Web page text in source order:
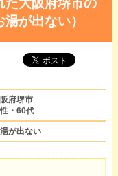
た大阪府堺市の
が出ない）
府堺市
・60代
が出ない